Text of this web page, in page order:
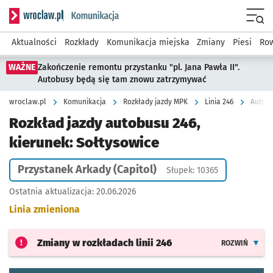
Serwis informacyjny wroclaw.pl podserwis: Komunikacja
Aktualności Rozkłady Komunikacja miejska Zmiany Piesi
WAŻNE Zakończenie remontu przystanku "pl. Jana Pawła II".
Autobusy będą się tam znowu zatrzymywać
wroclaw.pl Komunikacja Rozkłady jazdy MPK Linia 246
Rozkład jazdy autobusu 246,
kierunek: Sołtysowice
Przystanek Arkady (Capitol) Słupek: 10365
Ostatnia aktualizacja: 20.06.2026
Linia zmieniona
Zmiany w rozkładach linii 246 ROZWIŃ